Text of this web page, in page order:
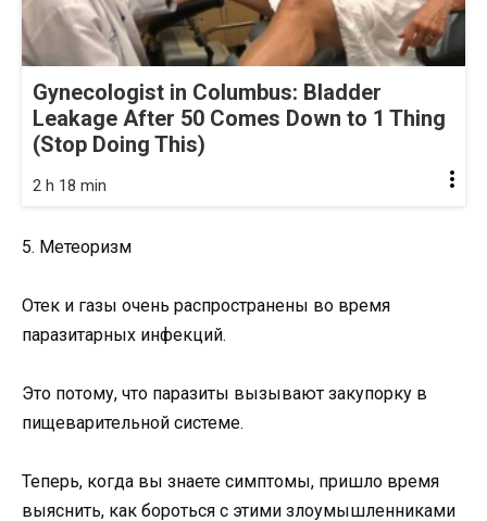
Gynecologist in Columbus: Bladder
Leakage After 50 Comes Down to 1 Thing
(Stop Doing This)
2 h 18 min
5. Метеоризм
Отек и газы очень распространены во время
паразитарных инфекций.
Это потому, что паразиты вызывают закупорку в
пищеварительной системе.
Теперь, когда вы знаете симптомы, пришло время
выяснить, как бороться с этими злоумышленниками